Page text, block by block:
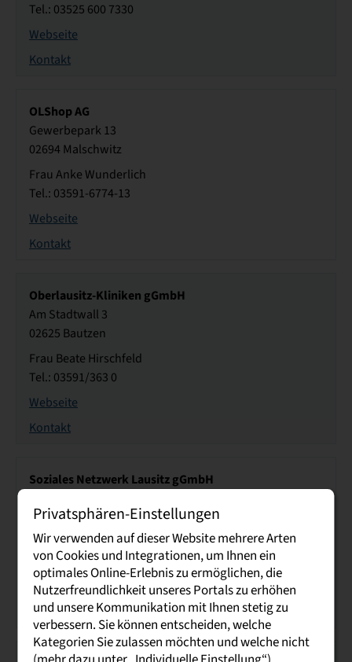
Tel.: 03525 600 7330
Webseite
Kontakt
OLShop AG
Gewerbepark 13
02694 Malschwitz
Frau Anke Wunderlich
Tel.: 03591-6774-13
Webseite
Kontakt
Oberlausitz-Kliniken gGmbH
Am Stadtwall 3
02625 Bautzen
Frau Beate Hirschfeld
Tel.: 03591/363 0
Webseite
Kontakt
Soziales Netzwerk Lausitz gGmbH
02943 Weißwasser
Frau Manuela Thomas
Tel.: 03576 218270
Webseite
Kontakt
Privatsphären-Einstellungen
Wir verwenden auf dieser Website mehrere Arten
von Cookies und Integrationen, um Ihnen ein
optimales Online-Erlebnis zu ermöglichen, die
Nutzerfreundlichkeit unseres Portals zu erhöhen
und unsere Kommunikation mit Ihnen stetig zu
verbessern. Sie können entscheiden, welche
Kategorien Sie zulassen möchten und welche nicht